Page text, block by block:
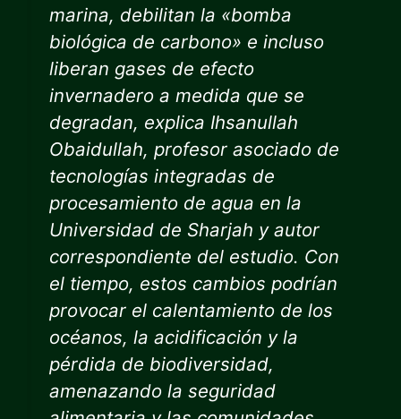
marina, debilitan la «bomba
biológica de carbono» e incluso
liberan gases de efecto
invernadero a medida que se
degradan, explica Ihsanullah
Obaidullah, profesor asociado de
tecnologías integradas de
procesamiento de agua en la
Universidad de Sharjah y autor
correspondiente del estudio. Con
el tiempo, estos cambios podrían
provocar el calentamiento de los
océanos, la acidificación y la
pérdida de biodiversidad,
amenazando la seguridad